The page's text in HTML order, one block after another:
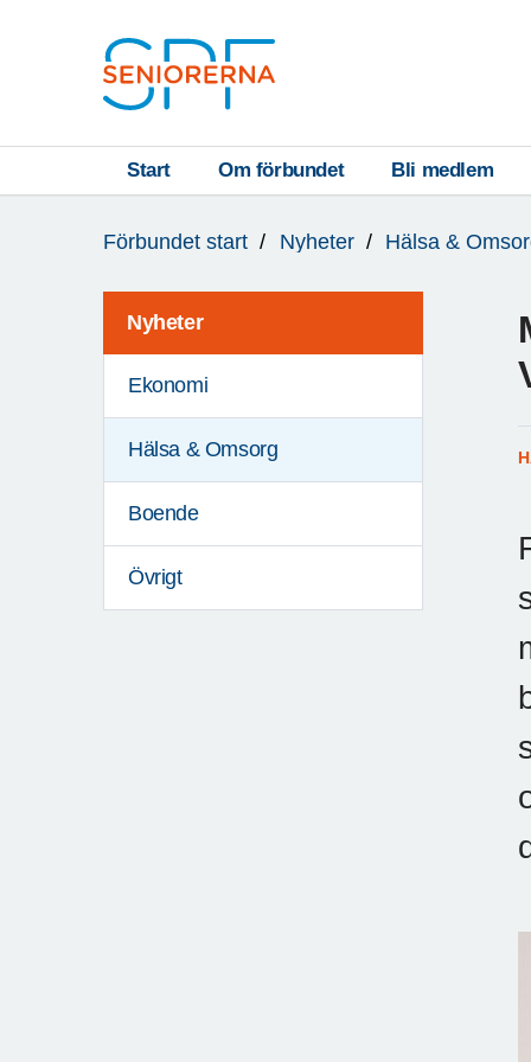
Start Om förbundet Bli medlem
är
Förbundet start Nyheter Hälsa &
Nyheter
Ekonomi
Hälsa & Omsorg
Boende
Övrigt